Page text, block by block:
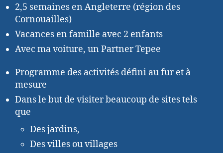
2,5 semaines en Angleterre (région des
Cornouailles)
Vacances en famille avec 2 enfants
Avec ma voiture, un Partner Tepee
Programme des activités défini au fur et à
mesure
Dans le but de visiter beaucoup de sites tels
que
Des jardins,
Des villes ou villages